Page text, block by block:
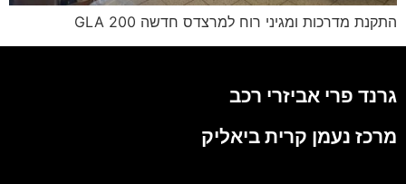
התקנת מדרכות ומגיני רוח למרצדס חדשה GLA 200
גרנד פרי אביזרי רכב
מרכז נעמן קרית ביאליק